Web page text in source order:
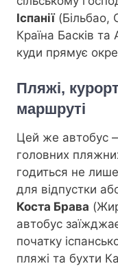
Іспанії(Більбао,
Країна Басків та
куди прямує
Пляжі,
маршруті
Цей же автобус
головних
годиться не
для відпустки
Костa Брава
автобус
початку
пляжі та бухти